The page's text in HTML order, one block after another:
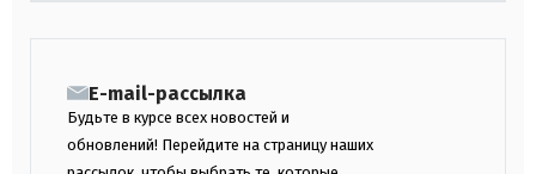
E-mail-рассылка
Будьте в курсе всех новостей и
обновлений! Перейдите на страницу наших